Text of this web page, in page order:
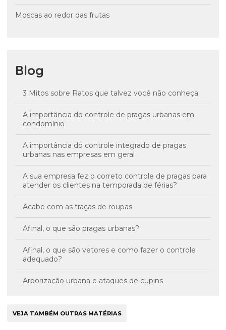
Moscas ao redor das frutas
Blog
3 Mitos sobre Ratos que talvez você não conheça
A importância do controle de pragas urbanas em
condomínio
A importância do controle integrado de pragas
urbanas nas empresas em geral
A sua empresa fez o correto controle de pragas para
atender os clientes na temporada de férias?
Acabe com as traças de roupas
Afinal, o que são pragas urbanas?
Afinal, o que são vetores e como fazer o controle
adequado?
Arborização urbana e ataques de cupins
Tuberculose
VEJA TAMBÉM OUTRAS MATÉRIAS